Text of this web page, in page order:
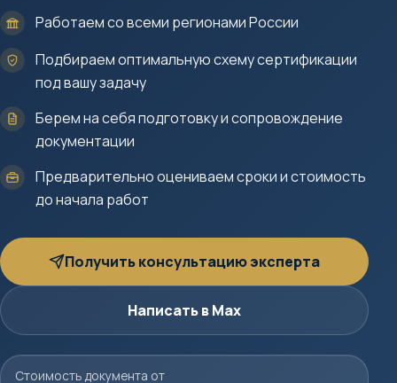
Работаем со всеми регионами России
Подбираем оптимальную схему сертификации
под вашу задачу
Берем на себя подготовку и сопровождение
документации
Предварительно оцениваем сроки и стоимость
до начала работ
Получить консультацию эксперта
Написать в Max
Стоимость документа от